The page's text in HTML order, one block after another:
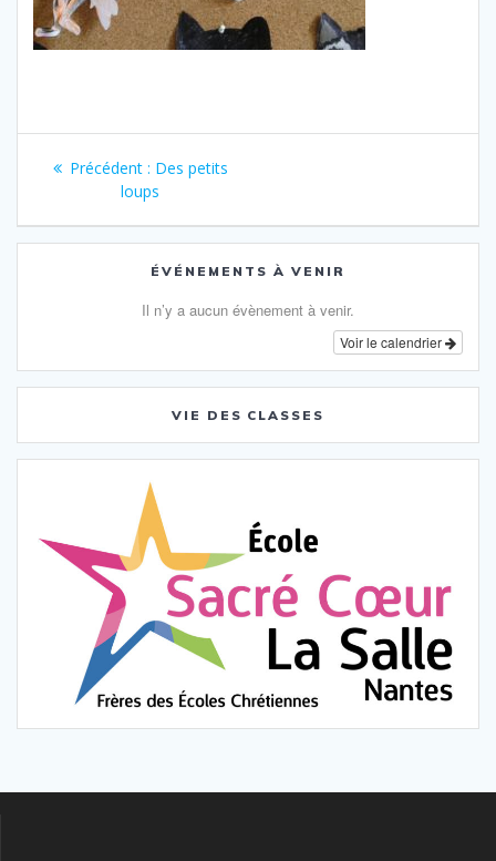
Navigation
l’article
Précédent : Article
précédent
Des petits
loups
ÉVÉNEMENTS À VENIR
Il n’y a aucun évènement à venir.
Voir le calendrier
VIE DES CLASSES